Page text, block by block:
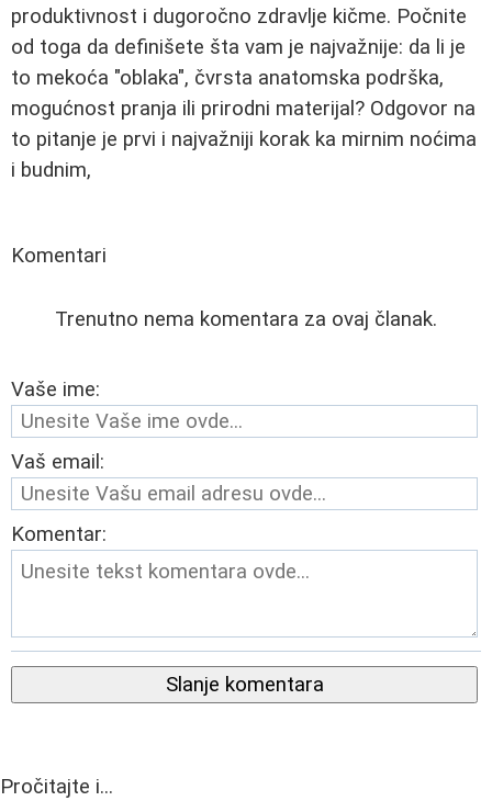
produktivnost i dugoročno zdravlje kičme. Počnite
od toga da definišete šta vam je najvažnije: da li je
to mekoća "oblaka", čvrsta anatomska podrška,
mogućnost pranja ili prirodni materijal? Odgovor na
to pitanje je prvi i najvažniji korak ka mirnim noćima
i budnim,
Komentari
Trenutno nema komentara za ovaj članak.
Vaše ime:
Vaš email:
Komentar:
Slanje komentara
Pročitajte i...